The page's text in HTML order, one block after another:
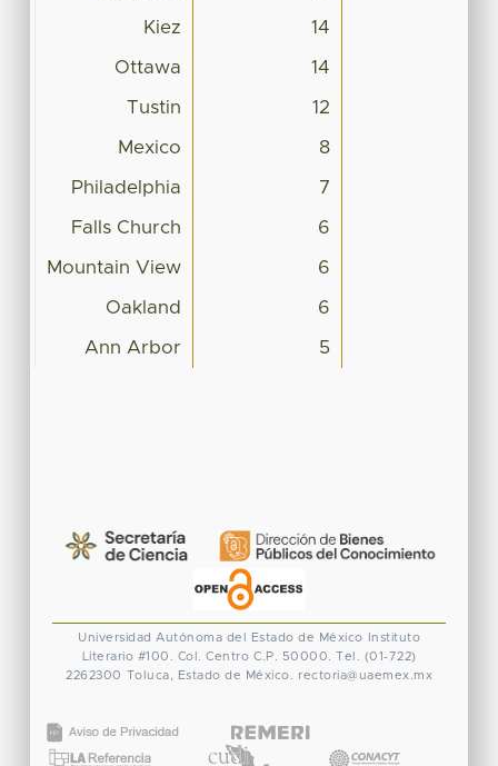
Kiez 14
Ottawa 14
Tustin 12
Mexico 8
Philadelphia 7
Falls Church 6
Mountain View 6
Oakland 6
Ann Arbor 5
Universidad Autónoma del Estado de México
Instituto
Literario #100. Col. Centro C.P. 50000. Tel. (01-722)
2262300 Toluca, Estado de México. rectoria@uaemex.mx